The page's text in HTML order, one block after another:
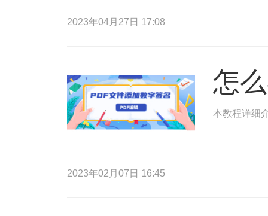
2023年04月27日 17:08
怎
本教程详细
2023年02月07日 16:45